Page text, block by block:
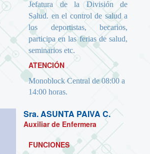
Jefatura de la División de
Salud. en el control de salud a
los deportistas, becarios,
participa en las ferias de salud,
seminarios etc.
ATENCIÓN
Monoblock Central de 08:00 a
14:00 horas.
Sra.ASUNTA PAIVA C.
Auxiliar de Enfermera
FUNCIONES